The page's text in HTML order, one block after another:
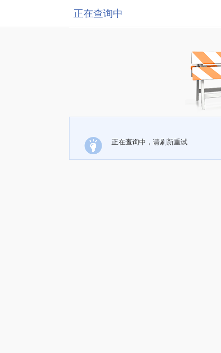
正在查询中
正在查询中，请刷新重试